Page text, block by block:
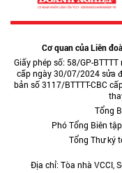
Cơ quan của Liên
Giấy phép số: 58/GP-
cấp ngày 30/07/2024 sửa
bản số 3117/BTTTT-CBC
Tổng
Phó Tổng Biên
Tổng Thư ký
Địa chỉ: Tòa nhà VCCI,